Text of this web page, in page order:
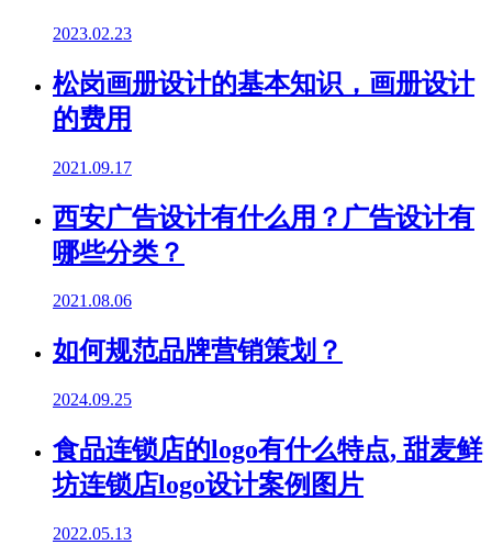
2023.02.23
松岗画册设计的基本知识，画册设计
的费用
2021.09.17
西安广告设计有什么用？广告设计有
哪些分类？
2021.08.06
如何规范品牌营销策划？
2024.09.25
食品连锁店的logo有什么特点, 甜麦鲜
坊连锁店logo设计案例图片
2022.05.13